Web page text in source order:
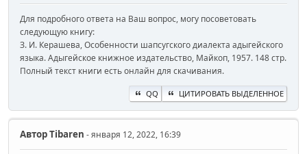
Для подробного ответа на Ваш вопрос, могу посоветовать
следующую книгу:
З. И. Керашева, Особенности шапсугского диалекта адыгейского
языка. Адыгейское книжное издательство, Майкоп, 1957. 148 стр.
Полный текст книги есть онлайн для скачивания.
QQ ЦИТИРОВАТЬ ВЫДЕЛЕННОЕ
АвторTibaren - января 12, 2022, 16:39